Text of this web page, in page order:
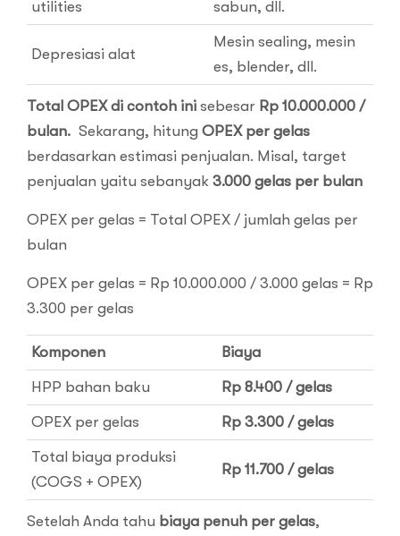
utilities sabun, dll.
Depresiasi alat
Mesin sealing, mesin
es, blender, dll.
Total OPEX di contoh ini sebesar Rp 10.000.000 /
bulan. Sekarang, hitung OPEX per gelas
berdasarkan estimasi penjualan. Misal, target
penjualan yaitu sebanyak 3.000 gelas per bulan
OPEX per gelas = Total OPEX / jumlah gelas per
bulan
OPEX per gelas = Rp 10.000.000 / 3.000 gelas = Rp
3.300 per gelas
Komponen Biaya
HPP bahan baku Rp 8.400 / gelas
OPEX per gelas Rp 3.300 / gelas
Total biaya produksi
(COGS + OPEX)
Rp 11.700 / gelas
Setelah Anda tahu biaya penuh per gelas,